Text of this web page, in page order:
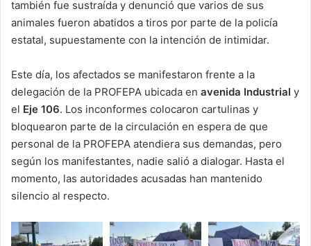
también fue sustraída y denunció que varios de sus
animales fueron abatidos a tiros por parte de la policía
estatal, supuestamente con la intención de intimidar.
Este día, los afectados se manifestaron frente a la
delegación de la PROFEPA ubicada en avenida Industrial y
el Eje 106. Los inconformes colocaron cartulinas y
bloquearon parte de la circulación en espera de que
personal de la PROFEPA atendiera sus demandas, pero
según los manifestantes, nadie salió a dialogar. Hasta el
momento, las autoridades acusadas han mantenido
silencio al respecto.